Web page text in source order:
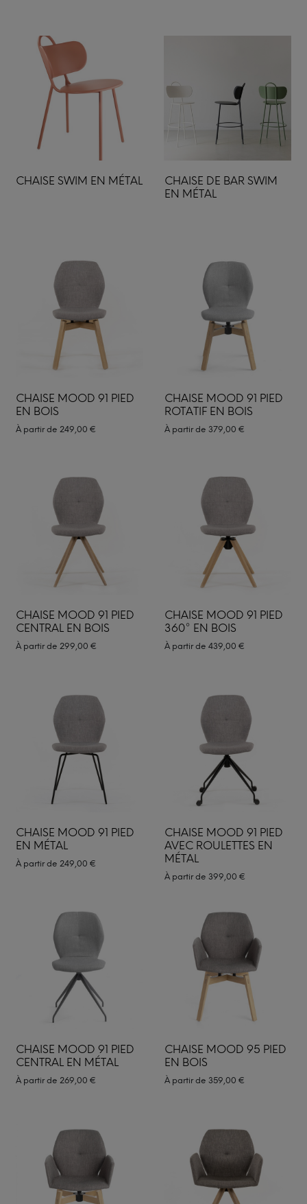
CHAISE SWIM EN MÉTAL
CHAISE DE BAR SWIM
EN MÉTAL
CHAISE MOOD 91 PIED
EN BOIS
À partir de 249,00 €
CHAISE MOOD 91 PIED
ROTATIF EN BOIS
À partir de 379,00 €
CHAISE MOOD 91 PIED
CENTRAL EN BOIS
À partir de 299,00 €
CHAISE MOOD 91 PIED
360° EN BOIS
À partir de 439,00 €
CHAISE MOOD 91 PIED
EN MÉTAL
À partir de 249,00 €
CHAISE MOOD 91 PIED
AVEC ROULETTES EN
MÉTAL
À partir de 399,00 €
CHAISE MOOD 91 PIED
CENTRAL EN MÉTAL
À partir de 269,00 €
CHAISE MOOD 95 PIED
EN BOIS
À partir de 359,00 €